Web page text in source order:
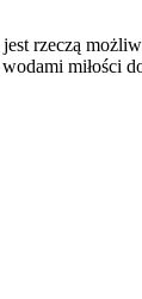
rzeczą
miłości